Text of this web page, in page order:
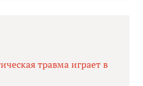
травма играет в